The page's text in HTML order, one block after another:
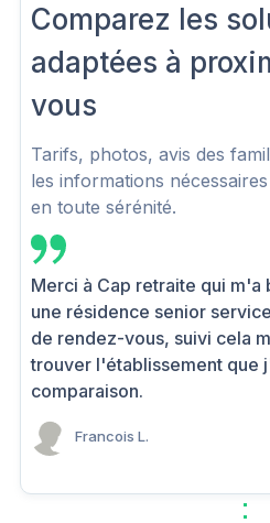
Comparez les
adaptées à
vous
Tarifs, photos, avis des
les informations
en toute sérénité.
Merci à Cap retraite qui
une résidence senior
de rendez-vous, suivi cela
trouver l'établissement que
comparaison.
Francois L.